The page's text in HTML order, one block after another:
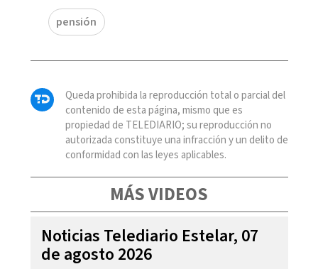
pensión
Queda prohibida la reproducción total o parcial del
contenido de esta página, mismo que es
propiedad de TELEDIARIO; su reproducción no
autorizada constituye una infracción y un delito de
conformidad con las leyes aplicables.
MÁS VIDEOS
Noticias Telediario Estelar, 07
de agosto 2026